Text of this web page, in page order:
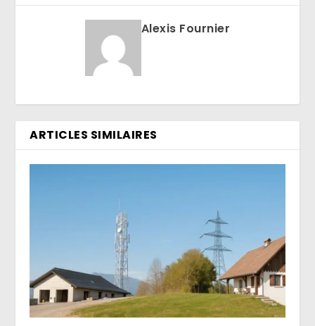
Alexis Fournier
ARTICLES SIMILAIRES